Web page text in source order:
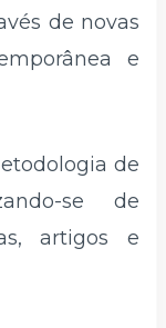
de novas
e
de
se de
artigos e